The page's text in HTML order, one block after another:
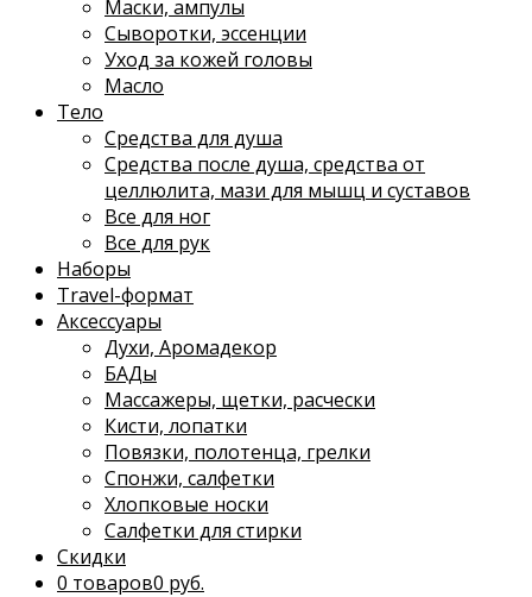
Маски, ампулы
Сыворотки, эссенции
Уход за кожей головы
Масло
Тело
Средства для душа
Средства после душа, средства от
целлюлита, мази для мышц и суставов
Все для ног
Все для рук
Наборы
Travel-формат
Аксессуары
Духи, Аромадекор
БАДы
Массажеры, щетки, расчески
Кисти, лопатки
Повязки, полотенца, грелки
Спонжи, салфетки
Хлопковые носки
Салфетки для стирки
Скидки
0 товаров0 руб.